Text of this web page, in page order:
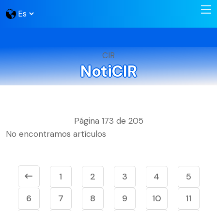
CIR
NotiCIR
Página 173 de 205
No encontramos artículos
1 2 3 4
5
6
7 8 9 10
11